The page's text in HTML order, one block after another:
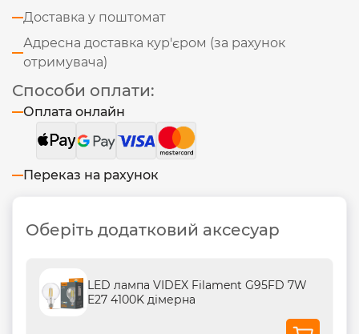
Доставка у поштомат
Адресна доставка кур'єром (за рахунок
отримувача)
Способи оплати:
Оплата онлайн
Переказ на рахунок
Оберіть додатковий аксесуар
LED лампа VIDEX Filament G95FD 7W
E27 4100K дімерна